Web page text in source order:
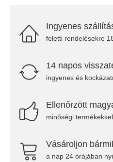
Ingyenes
feletti rendelésekre
14 napos
ingyenes és
Ellenőrzött
minőségi termékekkel
Vásároljon
a nap 24 órájában